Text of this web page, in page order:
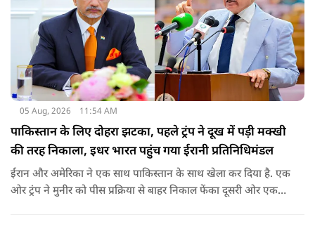
05 Aug, 2026 11:54 AM
पाकिस्तान के लिए दोहरा झटका, पहले ट्रंप ने दूख में पड़ी मक्खी
की तरह निकाला, इधर भारत पहुंच गया ईरानी प्रतिनिधिमंडल
ईरान और अमेरिका ने एक साथ पाकिस्तान के साथ खेला कर दिया है. एक
ओर ट्रंप ने मुनीर को पीस प्रक्रिया से बाहर निकाल फेंका दूसरी ओर एक